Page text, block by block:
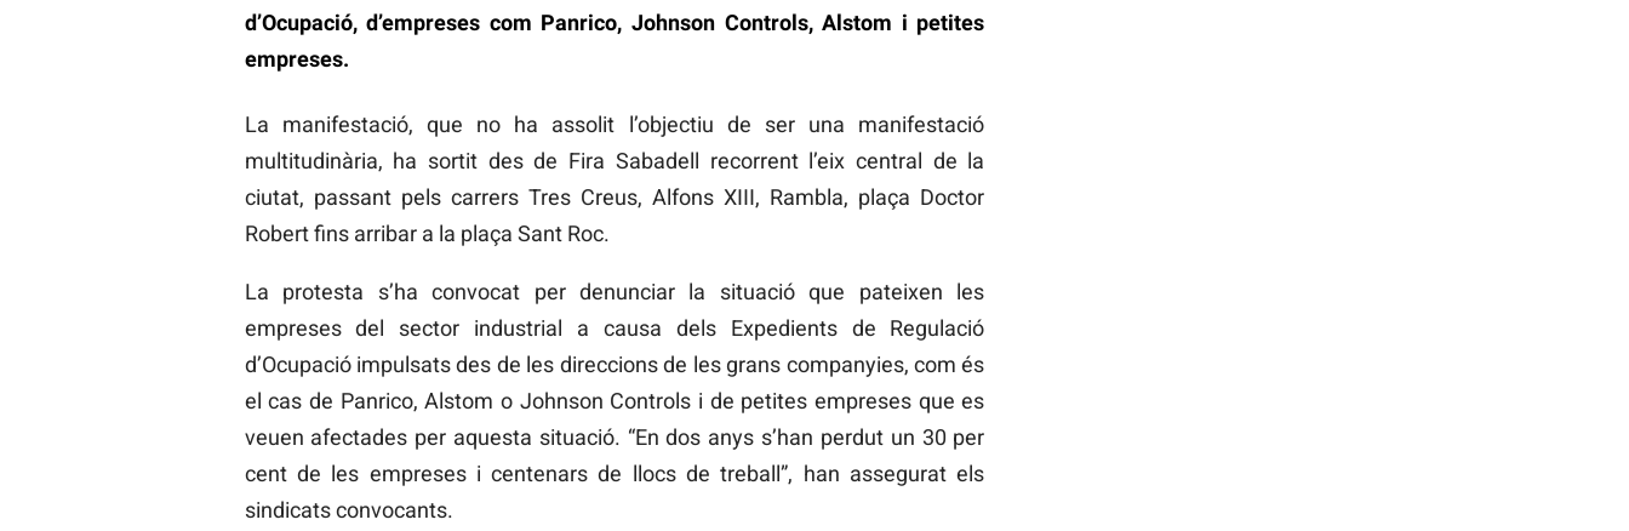
d’Ocupació, d’empreses com Panrico, Johnson Controls, Alstom i petites
empreses.
La manifestació, que no ha assolit l’objectiu de ser una manifestació
multitudinària, ha sortit des de Fira Sabadell recorrent l’eix central de la
ciutat, passant pels carrers Tres Creus, Alfons XIII, Rambla, plaça Doctor
Robert fins arribar a la plaça Sant Roc.
La protesta s’ha convocat per denunciar la situació que pateixen les
empreses del sector industrial a causa dels Expedients de Regulació
d’Ocupació impulsats des de les direccions de les grans companyies, com és
el cas de Panrico, Alstom o Johnson Controls i de petites empreses que es
veuen afectades per aquesta situació. “En dos anys s’han perdut un 30 per
cent de les empreses i centenars de llocs de treball”, han assegurat els
sindicats convocants.